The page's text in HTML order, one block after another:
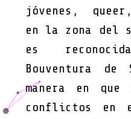
jóvenes,
en la zona del
es
Bouventura de
manera en
conflictos en